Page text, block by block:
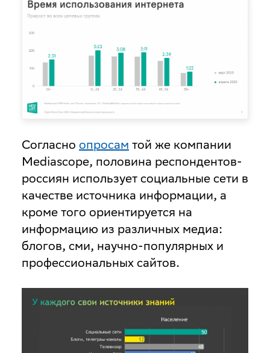
Согласно опросам той же компании
Mediascope, половина респондентов-
россиян использует социальные сети в
качестве источника информации, а
кроме того ориентируется на
информацию из различных медиа:
блогов, сми, научно-популярных и
профессиональных сайтов.